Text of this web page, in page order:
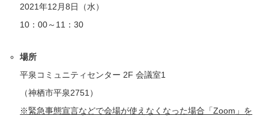
2021年12月8日（水）
10：00～11：30
場所
平泉コミュニティセンター 2F 会議室1
（神栖市平泉2751）
※緊急事態宣言などで会場が使えなくなった場合「Zoom」を